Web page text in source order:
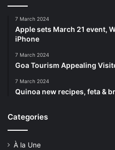
7 March 2024
Apple sets March 21 event,
iPhone
7 March 2024
Goa Tourism Appealing
7 March 2024
Quinoa new recipes, feta &
Categories
À la Une